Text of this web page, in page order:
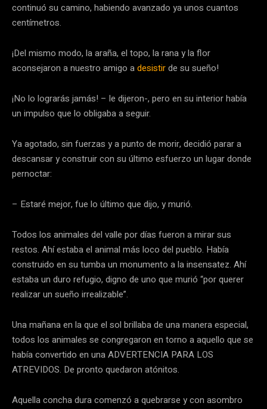
continuó su camino, habiendo avanzado ya unos cuantos
centímetros.
¡Del mismo modo, la araña, el topo, la rana y la flor
aconsejaron a nuestro amigo adesistirde su sueño!
¡No lo lograrás jamás! – le dijeron-, pero en su interior había
un impulso que lo obligaba a seguir.
Ya agotado, sin fuerzas y a punto de morir, decidió parar a
descansar y construir con su último esfuerzo un lugar donde
pernoctar:
– Estaré mejor, fue lo último que dijo, y murió.
Todos los animales del valle por días fueron a mirar sus
restos. Ahí estaba el animal más loco del pueblo. Había
construido en su tumba un monumento a la insensatez. Ahí
estaba un duro refugio, digno de uno que murió “por querer
realizar un sueño irrealizable”.
Una mañana en la que el sol brillaba de una manera especial,
todos los animales se congregaron en torno a aquello que se
había convertido en una ADVERTENCIA PARA LOS
ATREVIDOS. De pronto quedaron atónitos.
Aquella concha dura comenzó a quebrarse y con asombro